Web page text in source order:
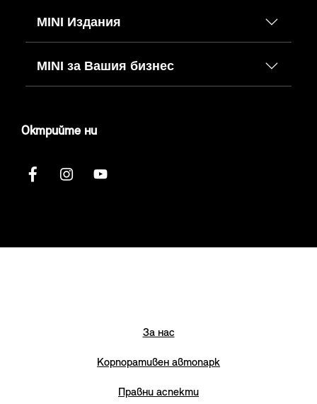
MINI Издания
MINI за Вашия бизнес
Октрийте ни
За нас
Корпоративен автопарк
Правни аспекти